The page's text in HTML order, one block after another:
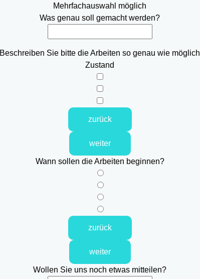
Mehrfachauswahl möglich
Was genau soll gemacht werden?
Beschreiben Sie bitte die Arbeiten so genau wie möglich
Zustand
zurück
weiter
Wann sollen die Arbeiten beginnen?
zurück
weiter
Wollen Sie uns noch etwas mitteilen?